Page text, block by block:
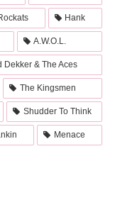
Hank
A.W.O.L.
Dekker & The Aces
The Kingsmen
Shudder To Think
Menace